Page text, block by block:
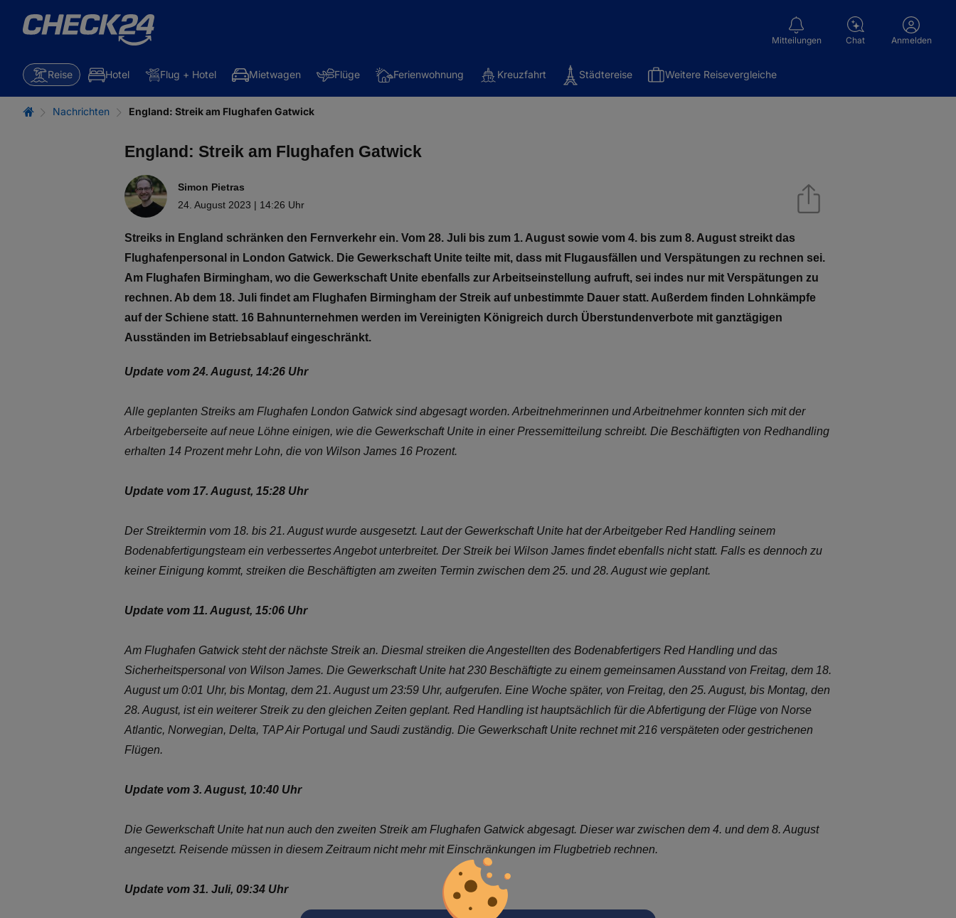
Mitteilungen Chat Anmelden
Reise Hotel Flug + Hotel Mietwagen Flüge Ferienwohnung Kreuzfahrt Städtereise Weitere Reisevergleiche
Nachrichten England: Streik am Flughafen Gatwick
England: Streik am Flughafen Gatwick
Simon Pietras
24. August 2023 | 14:26 Uhr
Streiks in England schränken den Fernverkehr ein. Vom 28. Juli bis zum 1. August sowie vom 4. bis zum 8. August streikt das
Flughafenpersonal in London Gatwick. Die Gewerkschaft Unite teilte mit, dass mit Flugausfällen und Verspätungen zu rechnen sei.
Am Flughafen Birmingham, wo die Gewerkschaft Unite ebenfalls zur Arbeitseinstellung aufruft, sei indes nur mit Verspätungen zu
rechnen. Ab dem 18. Juli findet am Flughafen Birmingham der Streik auf unbestimmte Dauer statt. Außerdem finden Lohnkämpfe
auf der Schiene statt. 16 Bahnunternehmen werden im Vereinigten Königreich durch Überstundenverbote mit ganztägigen
Ausständen im Betriebsablauf eingeschränkt.
Update vom 24. August, 14:26 Uhr
Alle geplanten Streiks am Flughafen London Gatwick sind abgesagt worden. Arbeitnehmerinnen und Arbeitnehmer konnten sich mit der
Arbeitgeberseite auf neue Löhne einigen, wie die Gewerkschaft Unite in einer Pressemitteilung schreibt. Die Beschäftigten von Redhandling
erhalten 14 Prozent mehr Lohn, die von Wilson James 16 Prozent.
Update vom 17. August, 15:28 Uhr
Der Streiktermin vom 18. bis 21. August wurde ausgesetzt. Laut der Gewerkschaft Unite hat der Arbeitgeber Red Handling seinem
Bodenabfertigungsteam ein verbessertes Angebot unterbreitet. Der Streik bei Wilson James findet ebenfalls nicht statt. Falls es dennoch zu
keiner Einigung kommt, streiken die Beschäftigten am zweiten Termin zwischen dem 25. und 28. August wie geplant.
Update vom 11. August, 15:06 Uhr
Am Flughafen Gatwick steht der nächste Streik an. Diesmal streiken die Angestellten des Bodenabfertigers Red Handling und das
Sicherheitspersonal von Wilson James. Die Gewerkschaft Unite hat 230 Beschäftigte zu einem gemeinsamen Ausstand von Freitag, dem 18.
August um 0:01 Uhr, bis Montag, dem 21. August um 23:59 Uhr, aufgerufen. Eine Woche später, von Freitag, den 25. August, bis Montag, den
28. August, ist ein weiterer Streik zu den gleichen Zeiten geplant. Red Handling ist hauptsächlich für die Abfertigung der Flüge von Norse
Atlantic, Norwegian, Delta, TAP Air Portugal und Saudi zuständig. Die Gewerkschaft Unite rechnet mit 216 verspäteten oder gestrichenen
Flügen.
Update vom 3. August, 10:40 Uhr
Die Gewerkschaft Unite hat nun auch den zweiten Streik am Flughafen Gatwick abgesagt. Dieser war zwischen dem 4. und dem 8. August
angesetzt. Reisende müssen in diesem Zeitraum nicht mehr mit Einschränkungen im Flugbetrieb rechnen.
Update vom 31. Juli, 09:34 Uhr